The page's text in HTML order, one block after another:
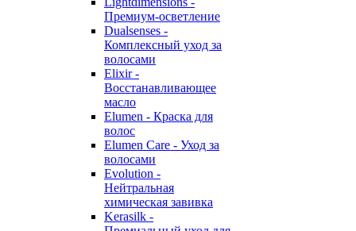
Премиум-осветление
Dualsenses -
Комплексный уход за
волосами
Elixir -
Восстанавливающее
масло
Elumen - Краска для
волос
Elumen Care - Уход за
волосами
Evolution -
Нейтральная
химическая завивка
Kerasilk -